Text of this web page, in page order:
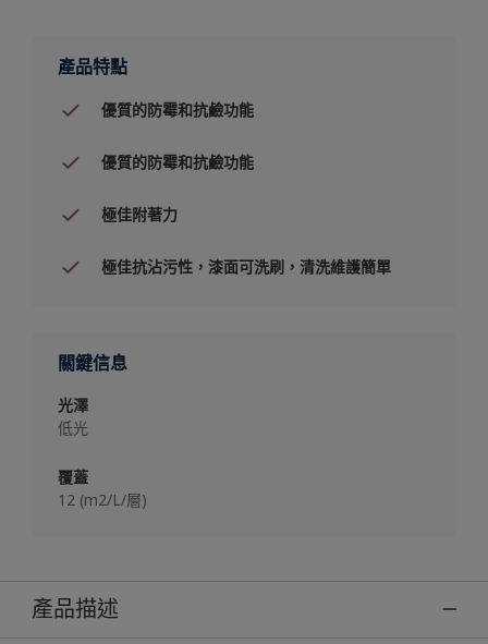
產品特點
優質的防霉和抗鹼功能
優質的防霉和抗鹼功能
極佳附著力
極佳抗沾污性，漆面可洗刷，清洗維護簡單
關鍵信息
光澤
低光
覆蓋
12 (m2/L/層)
產品描述